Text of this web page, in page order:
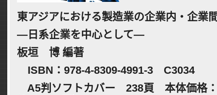
東アジアにおける製造業の企業内・企業
―日系企業を中心として―
板垣 博 編著
ISBN ： 978-4-8309-4991-3
C3034
A5判ソフトカバー 238頁 本体価格